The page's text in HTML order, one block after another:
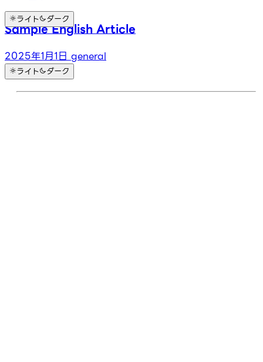
ライト ダーク
Sample English Article
2025年1月1日 general
ライト ダーク